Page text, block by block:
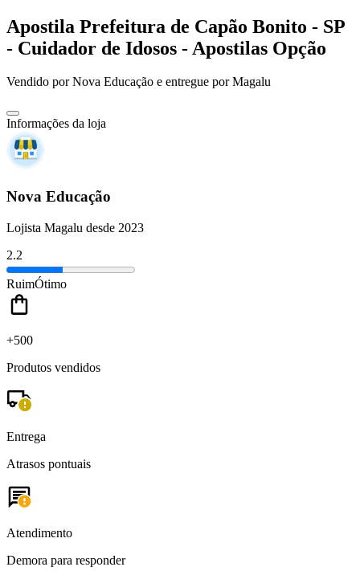
Apostila Prefeitura de Capão Bonito - SP
- Cuidador de Idosos - Apostilas Opção
Vendido porNova Educação e entregue por Magalu
Informações da loja
Nova Educação
Lojista Magalu desde 2023
2.2
RuimÓtimo
+500
Produtos vendidos
Entrega
Atrasos pontuais
Atendimento
Demora para responder